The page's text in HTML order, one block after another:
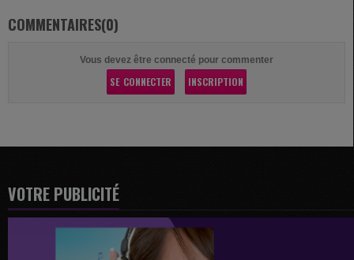
COMMENTAIRES(0)
Vous devez être connecté pour commenter
SE CONNECTER INSCRIPTION
VOTRE PUBLICITÉ